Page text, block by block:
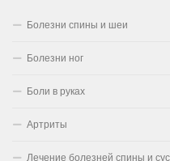
Болезни спины и шеи
Болезни ног
Боли в руках
Артриты
Лечение болезней спины и